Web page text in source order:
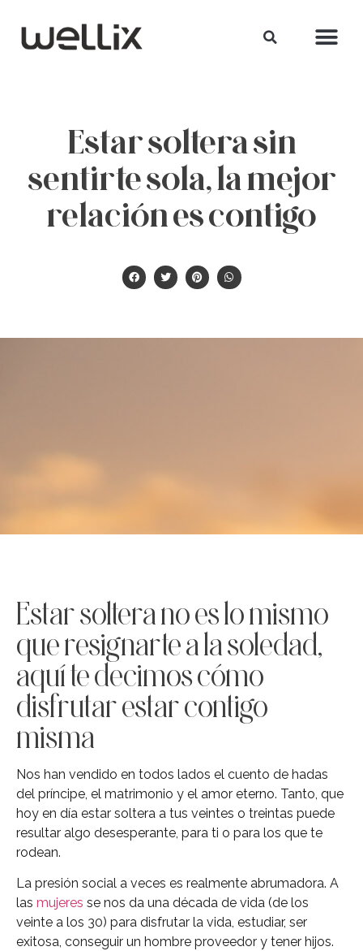
Estar soltera sin
sentirte sola, la mejor
relación es contigo
Estar soltera no es lo mismo
que resignarte a la soledad,
aquí te decimos cómo
disfrutar estar contigo
misma
Nos han vendido en todos lados el cuento de hadas
del príncipe, el matrimonio y el amor eterno. Tanto, que
hoy en día estar soltera a tus veintes o treintas puede
resultar algo desesperante, para ti o para los que te
rodean.
La presión social a veces es realmente abrumadora. A
las mujeres se nos da una década de vida (de los
veinte a los 30) para disfrutar la vida, estudiar, ser
exitosa, conseguir un hombre proveedor y tener hijos.